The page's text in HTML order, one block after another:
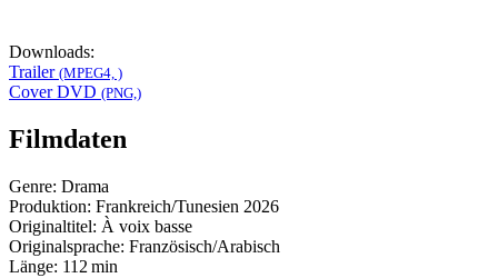
Downloads:
Trailer (MPEG4, )
Cover DVD (PNG,)
Filmdaten
Genre: Drama
Produktion: Frankreich/Tunesien 2026
Originaltitel: À voix basse
Originalsprache: Französisch/Arabisch
Länge: 112 min